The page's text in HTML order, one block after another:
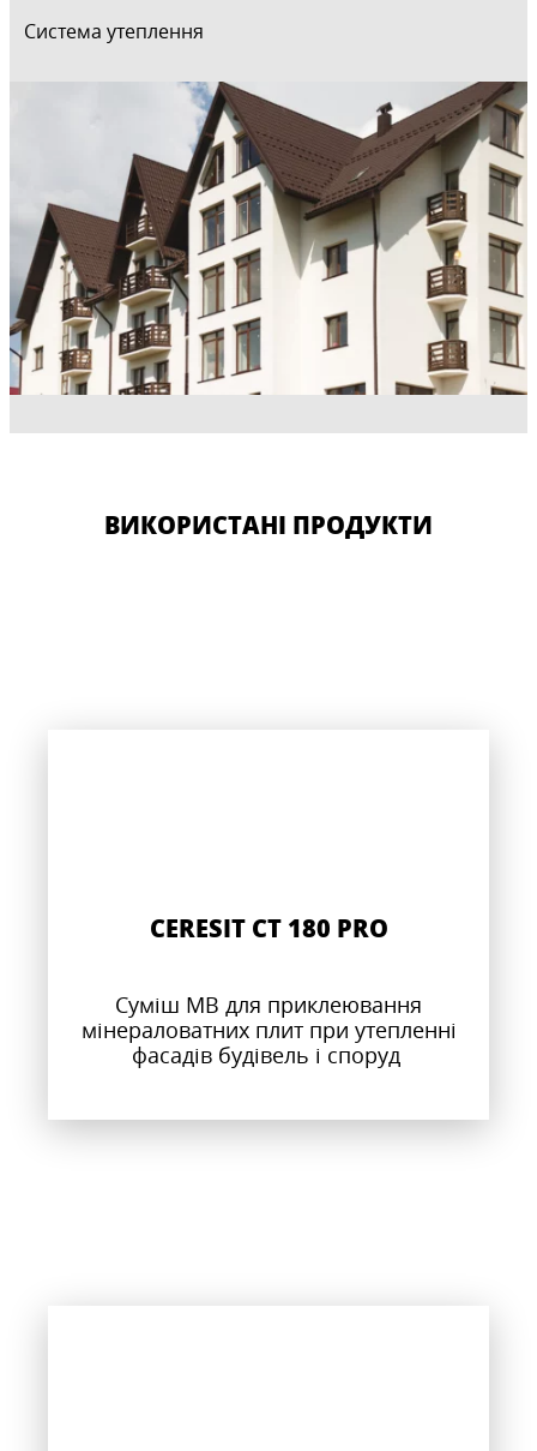
Система утеплення
ВИКОРИСТАНІ ПРОДУКТИ
CERESIT CT 180 PRO
Суміш МВ для приклеювання
мінераловатних плит при утепленні
фасадів будівель і споруд